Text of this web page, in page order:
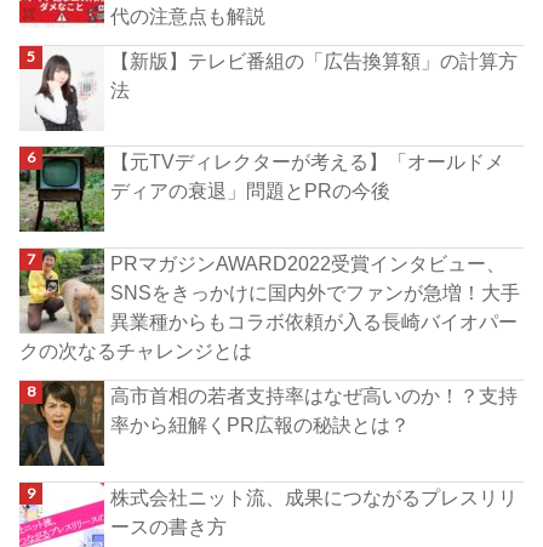
代の注意点も解説
【新版】テレビ番組の「広告換算額」の計算方
法
【元TVディレクターが考える】「オールドメ
ディアの衰退」問題とPRの今後
PRマガジンAWARD2022受賞インタビュー、
SNSをきっかけに国内外でファンが急増！大手
異業種からもコラボ依頼が入る長崎バイオパー
クの次なるチャレンジとは
高市首相の若者支持率はなぜ高いのか！？支持
率から紐解くPR広報の秘訣とは？
株式会社ニット流、成果につながるプレスリリ
ースの書き方